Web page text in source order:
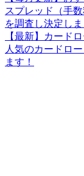
スプレッド（手
を調査し決定しま
【最新】カード
人気のカードロ
ます！